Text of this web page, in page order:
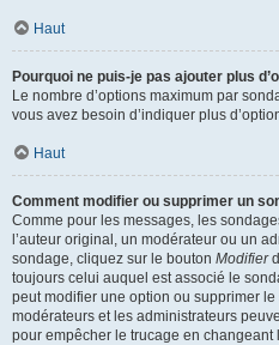
Haut
Pourquoi ne puis-je pas ajouter plus
Le nombre d’options maximum par
vous avez besoin d’indiquer plus
Haut
Comment modifier ou supprimer un
Comme pour les messages, les
l’auteur original, un modérateur ou un
sondage, cliquez sur le bouton Modifier
toujours celui auquel est associé le
peut modifier une option ou supprimer
modérateurs et les administrateurs
pour empêcher le trucage en